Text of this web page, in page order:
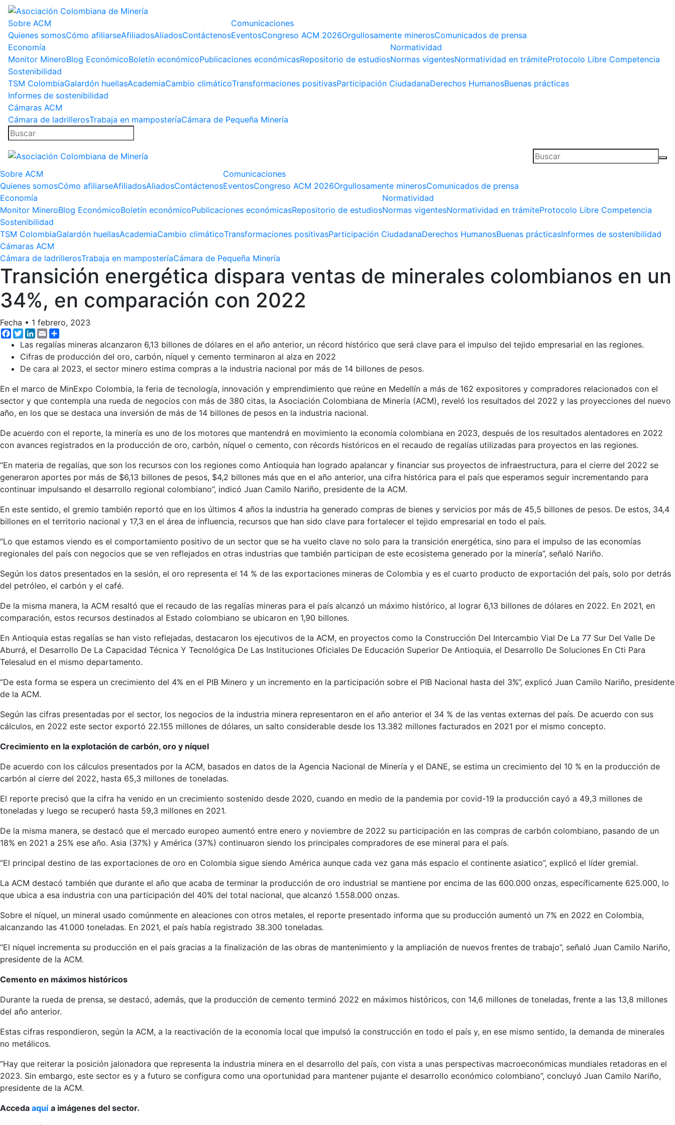
Sobre ACM
Quienes somosCómo afiliarseAfiliadosAliadosContáctenos
Comunicaciones
EventosCongreso ACM 2026Orgullosamente minerosComunicados de prensa
Economía
Monitor MineroBlog EconómicoBoletín económicoPublicaciones económicasRepositorio de estudios
Normatividad
Normas vigentesNormatividad en trámiteProtocolo Libre Competencia
Sostenibilidad
TSM ColombiaGalardón huellasAcademiaCambio climáticoTransformaciones positivasParticipación CiudadanaDerechos HumanosBuenas prácticas
Informes de sostenibilidad
Cámaras ACM
Cámara de ladrillerosTrabaja en mamposteríaCámara de Pequeña Minería
Sobre ACM
Quienes somosCómo afiliarseAfiliadosAliadosContáctenos
Comunicaciones
EventosCongreso ACM 2026Orgullosamente minerosComunicados de prensa
Economía
Monitor MineroBlog EconómicoBoletín económicoPublicaciones económicasRepositorio de estudios
Normatividad
Normas vigentesNormatividad en trámiteProtocolo Libre Competencia
Sostenibilidad
TSM ColombiaGalardón huellasAcademiaCambio climáticoTransformaciones positivasParticipación CiudadanaDerechos HumanosBuenas prácticasInformes de sostenibilidad
Cámaras ACM
Cámara de ladrillerosTrabaja en mamposteríaCámara de Pequeña Minería
Transición energética dispara ventas de minerales colombianos en un
34%, en comparación con 2022
Fecha • 1 febrero, 2023
Facebook
TwitterLinkedIn
Email
Las regalías mineras alcanzaron 6,13 billones de dólares en el año anterior, un récord histórico que será clave para el impulso del tejido empresarial en las regiones.
Cifras de producción del oro, carbón, níquel y cemento terminaron al alza en 2022
De cara al 2023, el sector minero estima compras a la industria nacional por más de 14 billones de pesos.
En el marco de MinExpo Colombia, la feria de tecnología, innovación y emprendimiento que reúne en Medellín a más de 162 expositores y compradores relacionados con el
sector y que contempla una rueda de negocios con más de 380 citas, la Asociación Colombiana de Minería (ACM), reveló los resultados del 2022 y las proyecciones del nuevo
año, en los que se destaca una inversión de más de 14 billones de pesos en la industria nacional.
De acuerdo con el reporte, la minería es uno de los motores que mantendrá en movimiento la economía colombiana en 2023, después de los resultados alentadores en 2022
con avances registrados en la producción de oro, carbón, níquel o cemento, con récords históricos en el recaudo de regalías utilizadas para proyectos en las regiones.
“En materia de regalías, que son los recursos con los regiones como Antioquia han logrado apalancar y financiar sus proyectos de infraestructura, para el cierre del 2022 se
generaron aportes por más de $6,13 billones de pesos, $4,2 billones más que en el año anterior, una cifra histórica para el país que esperamos seguir incrementando para
continuar impulsando el desarrollo regional colombiano”, indicó Juan Camilo Nariño, presidente de la ACM.
En este sentido, el gremio también reportó que en los últimos 4 años la industria ha generado compras de bienes y servicios por más de 45,5 billones de pesos. De estos, 34,4
billones en el territorio nacional y 17,3 en el área de influencia, recursos que han sido clave para fortalecer el tejido empresarial en todo el país.
“Lo que estamos viendo es el comportamiento positivo de un sector que se ha vuelto clave no solo para la transición energética, sino para el impulso de las economías
regionales del país con negocios que se ven reflejados en otras industrias que también participan de este ecosistema generado por la minería”, señaló Nariño.
Según los datos presentados en la sesión, el oro representa el 14 % de las exportaciones mineras de Colombia y es el cuarto producto de exportación del país, solo por detrás
del petróleo, el carbón y el café.
De la misma manera, la ACM resaltó que el recaudo de las regalías mineras para el país alcanzó un máximo histórico, al lograr 6,13 billones de dólares en 2022. En 2021, en
comparación, estos recursos destinados al Estado colombiano se ubicaron en 1,90 billones.
En Antioquia estas regalías se han visto reflejadas, destacaron los ejecutivos de la ACM, en proyectos como la Construcción Del Intercambio Vial De La 77 Sur Del Valle De
Aburrá, el Desarrollo De La Capacidad Técnica Y Tecnológica De Las Instituciones Oficiales De Educación Superior De Antioquia, el Desarrollo De Soluciones En Cti Para
Telesalud en el mismo departamento.
“De esta forma se espera un crecimiento del 4% en el PIB Minero y un incremento en la participación sobre el PIB Nacional hasta del 3%”, explicó Juan Camilo Nariño, presidente
de la ACM.
Según las cifras presentadas por el sector, los negocios de la industria minera representaron en el año anterior el 34 % de las ventas externas del país. De acuerdo con sus
cálculos, en 2022 este sector exportó 22.155 millones de dólares, un salto considerable desde los 13.382 millones facturados en 2021 por el mismo concepto.
Crecimiento en la explotación de carbón, oro y níquel
De acuerdo con los cálculos presentados por la ACM, basados en datos de la Agencia Nacional de Minería y el DANE, se estima un crecimiento del 10 % en la producción de
carbón al cierre del 2022, hasta 65,3 millones de toneladas.
El reporte precisó que la cifra ha venido en un crecimiento sostenido desde 2020, cuando en medio de la pandemia por covid-19 la producción cayó a 49,3 millones de
toneladas y luego se recuperó hasta 59,3 millones en 2021.
De la misma manera, se destacó que el mercado europeo aumentó entre enero y noviembre de 2022 su participación en las compras de carbón colombiano, pasando de un
18% en 2021 a 25% ese año. Asia (37%) y América (37%) continuaron siendo los principales compradores de ese mineral para el país.
“El principal destino de las exportaciones de oro en Colombia sigue siendo América aunque cada vez gana más espacio el continente asiatico”, explicó el líder gremial.
La ACM destacó también que durante el año que acaba de terminar la producción de oro industrial se mantiene por encima de las 600.000 onzas, específicamente 625.000, lo
que ubica a esa industria con una participación del 40% del total nacional, que alcanzó 1.558.000 onzas.
Sobre el níquel, un mineral usado comúnmente en aleaciones con otros metales, el reporte presentado informa que su producción aumentó un 7% en 2022 en Colombia,
alcanzando las 41.000 toneladas. En 2021, el país había registrado 38.300 toneladas.
“El níquel incrementa su producción en el país gracias a la finalización de las obras de mantenimiento y la ampliación de nuevos frentes de trabajo”, señaló Juan Camilo Nariño,
presidente de la ACM.
Cemento en máximos históricos
Durante la rueda de prensa, se destacó, además, que la producción de cemento terminó 2022 en máximos históricos, con 14,6 millones de toneladas, frente a las 13,8 millones
del año anterior.
Estas cifras respondieron, según la ACM, a la reactivación de la economía local que impulsó la construcción en todo el país y, en ese mismo sentido, la demanda de minerales
no metálicos.
“Hay que reiterar la posición jalonadora que representa la industria minera en el desarrollo del país, con vista a unas perspectivas macroeconómicas mundiales retadoras en el
2023. Sin embargo, este sector es y a futuro se configura como una oportunidad para mantener pujante el desarrollo económico colombiano”, concluyó Juan Camilo Nariño,
presidente de la ACM.
Acceda aquí a imágenes del sector.